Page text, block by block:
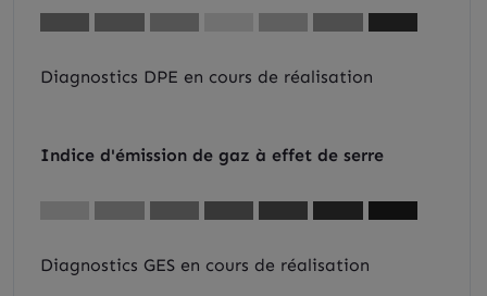
Diagnostics DPE en cours de réalisation
Indice d'émission de gaz à effet de serre
Diagnostics GES en cours de réalisation